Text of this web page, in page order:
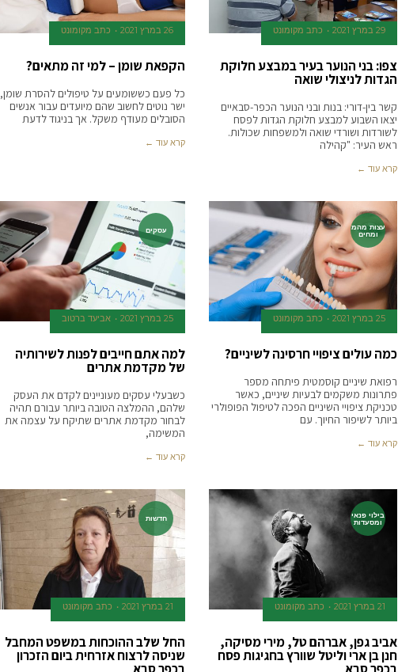
29 במרץ 2021 כתב מקומונט
צפו: בני הנוער בעיר במבצע חלוקת
הגדות לניצולי שואה
קשר בין-דורי: בנות ובני הנוער הכפר-סבאיים
יצאו השבוע למבצע חלוקת הגדות לפסח
לשורדות ושורדי שואה ולמשפחות שכולות.
ראש העיר: "קהילה
קרא עוד ←
26 במרץ 2021 כתב מקומונט
הקפאת שומן – למי זה מתאים?
כל פעם כששומעים על טיפולים להסרת שומן,
ישר נוטים לחשוב שהם מיועדים עבור אנשים
הסובלים מעודף משקל. אך בניגוד לדעת
קרא עוד ←
עצות מהמ
ומחים
25 במרץ 2021 כתב מקומונט
כמה עולים ציפויי חרסינה לשיניים?
רפואת שיניים קוסמטית פיתחה מספר
פתרונות משקמים לבעיות שיניים, כאשר
טכניקת ציפויי השיניים הפכה לטיפול הפופולרי
ביותר לשיפור החיוך. עם
קרא עוד ←
עסקים
25 במרץ 2021 אביעד ברטוב
למה אתם חייבים לפנות לשירותיה
של מקדמת אתרים
כשבעלי עסקים מעוניינים לקדם את העסק
שלהם, ההמלצה הטובה ביותר עבורם תהיה
לבחור מקדמת אתרים שתיקח על עצמה את
המשימה,
קרא עוד ←
בילוי פנאי
ומסעדות
21 במרץ 2021 כתב מקומונט
אביב גפן, אברהם טל, מירי מסיקה,
חנן בן ארי וליטל שוורץ בחגיגות פסח
חדשות
21 במרץ 2021 כתב מקומונט
החל שלב ההוכחות במשפט המחבל
שניסה לרצוח אזרחית ביום הזכרון